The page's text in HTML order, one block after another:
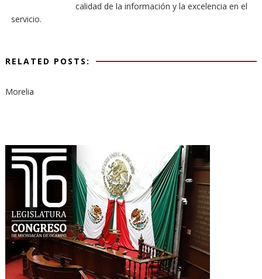
calidad de la información y la excelencia en el
servicio.
RELATED POSTS:
Morelia